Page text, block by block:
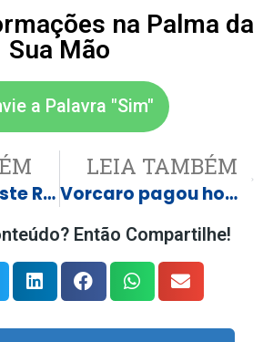
na Palma da
Sua Mão
a Palavra "Sim"
Castilho investe R$ 510 mil em nova motoniveladora para reforçar manutenção das estradas rurais
LEIA TAMBÉM
Vorcaro pagou hotel de alto luxo em Lisboa para Hugo Motta e Ciro, no ‘Gilmarpalooza’
Então Compartilhe!